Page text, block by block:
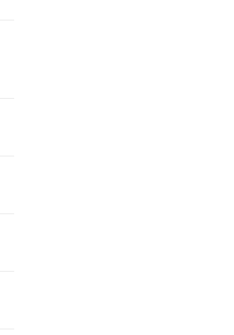
Biogaz plant